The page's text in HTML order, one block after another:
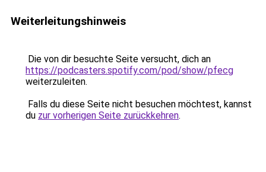
Weiterleitungshinweis
Die von dir besuchte Seite versucht, dich an
https://podcasters.spotify.com/pod/show/pfecg
weiterzuleiten.
Falls du diese Seite nicht besuchen möchtest, kannst
du zur vorherigen Seite zurückkehren.